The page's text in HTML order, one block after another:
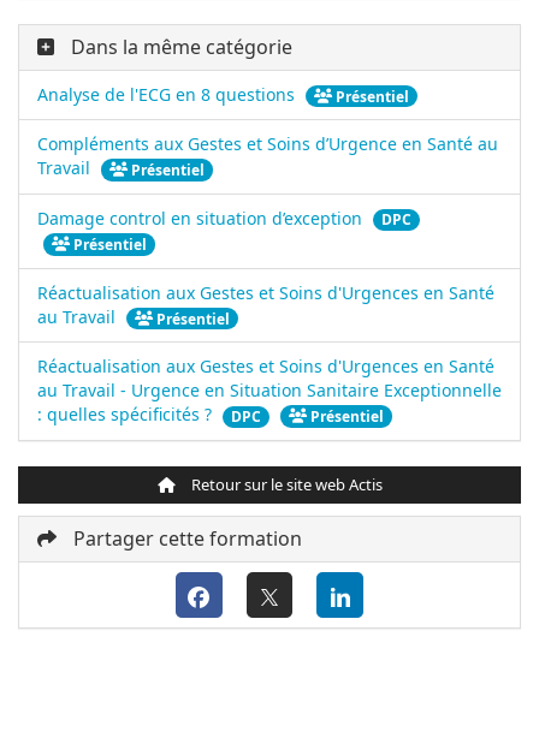
Dans la même catégorie
Analyse de l'ECG en 8 questions Présentiel
Compléments aux Gestes et Soins d’Urgence en Santé au
Travail
Présentiel
Damage control en situation d’exception
DPC
Présentiel
Réactualisation aux Gestes et Soins d'Urgences en Santé
au Travail
Présentiel
Réactualisation aux Gestes et Soins d'Urgences en Santé
au Travail - Urgence en Situation Sanitaire Exceptionnelle
: quelles spécificités ?
DPC Présentiel
Retour sur le site web Actis
Partager cette formation